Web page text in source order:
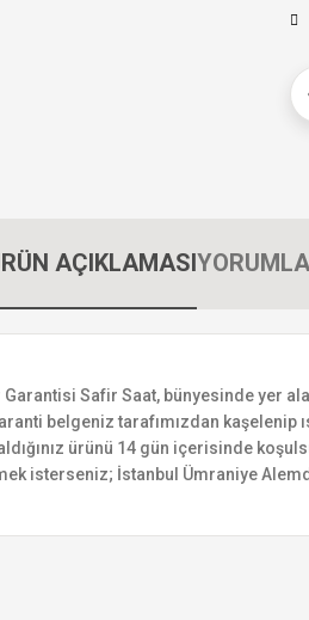
AÇIKLAMASI
Safir Saat, bünyesinde yer
belgeniz tarafımızdan
ürünü 14 gün içerisinde
isterseniz; İstanbul Ümraniye